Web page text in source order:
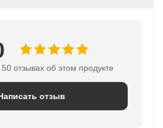
отзывах об этом продукте
отзыв